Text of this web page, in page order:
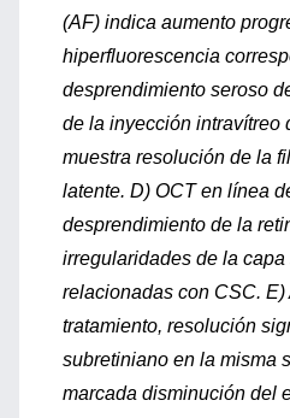
(AF) indica aumento
hiperfluorescencia
desprendimiento seroso
de la inyección intravítreo
muestra resolución de la
latente. D) OCT en línea
desprendimiento de la
irregularidades de la
relacionadas con CSC. E)
tratamiento, resolución
subretiniano en la misma
marcada disminución del